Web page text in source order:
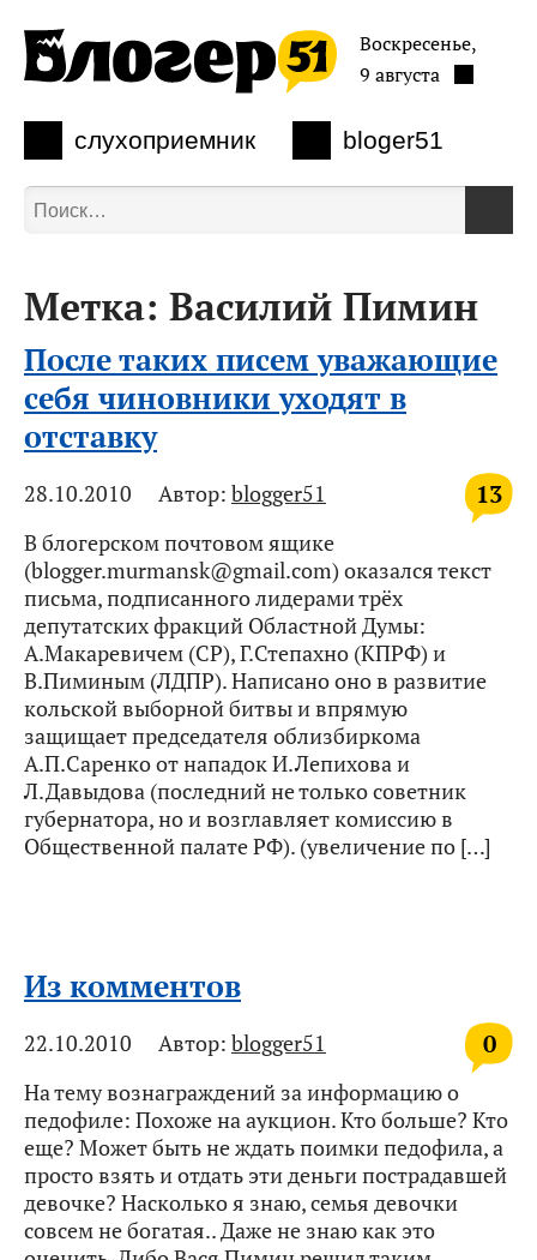
слухоприемник bloger51
Воскресенье,
9 августа
Метка: Василий Пимин
После таких писем уважающие
себя чиновники уходят в
отставку
13
28.10.2010 Автор: blogger51
В блогерском почтовом ящике
(blogger.murmansk@gmail.com) оказался текст
письма, подписанного лидерами трёх
депутатских фракций Областной Думы:
А.Макаревичем (СР), Г.Степахно (КПРФ) и
В.Пиминым (ЛДПР). Написано оно в развитие
кольской выборной битвы и впрямую
защищает председателя облизбиркома
А.П.Саренко от нападок И.Лепихова и
Л.Давыдова (последний не только советник
губернатора, но и возглавляет комиссию в
Общественной палате РФ). (увеличение по […]
Из комментов
0
22.10.2010 Автор: blogger51
На тему вознаграждений за информацию о
педофиле: Похоже на аукцион. Кто больше? Кто
еще? Может быть не ждать поимки педофила, а
просто взять и отдать эти деньги пострадавшей
девочке? Насколько я знаю, семья девочки
совсем не богатая.. Даже не знаю как это